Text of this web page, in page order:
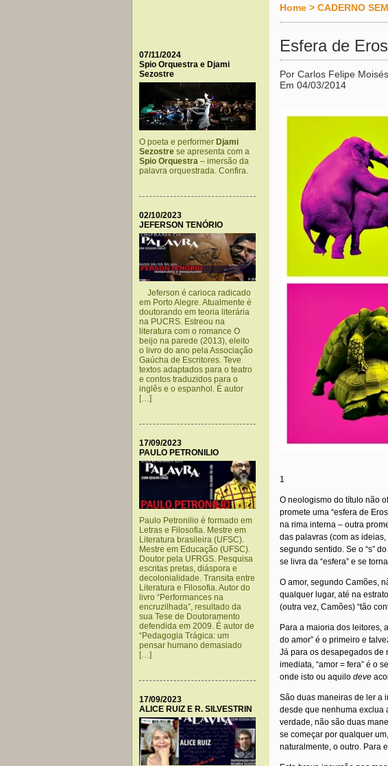
07/11/2024
Spio Orquestra e Djami
Sezostre
O poeta e performer Djami
Sezostre se apresenta com a
Spio Orquestra – imersão da
palavra orquestrada. Confira.
02/10/2023
JEFERSON TENÓRIO
Jeferson é carioca radicado
em Porto Alegre. Atualmente é
doutorando em teoria literária
na PUCRS. Estreou na
literatura com o romance O
beijo na parede (2013), eleito
o livro do ano pela Associação
Gaúcha de Escritores. Teve
textos adaptados para o teatro
e contos traduzidos para o
inglês e o espanhol. É autor
[…]
17/09/2023
PAULO PETRONILIO
Paulo Petronilio é formado em
Letras e Filosofia. Mestre em
Literatura brasileira (UFSC).
Mestre em Educação (UFSC).
Doutor pela UFRGS. Pesquisa
escritas pretas, diáspora e
decolonialidade. Transita entre
Literatura e Filosofia. Autor do
livro “Performances na
encruzilhada”, resultado da
sua Tese de Doutoramento
defendida em 2009. É autor de
“Pedagogia Trágica: um
pensar humano demasiado
[…]
17/09/2023
ALICE RUIZ E R. SILVESTRIN
Home > CADERNO
Esfera de Eros
Por Carlos Felipe Moisés
Em 04/03/2014
1
O neologismo do título não
promete uma “esfera de
na rima interna – outra
das palavras (com as
segundo sentido. Se o “s”
se livra da “esfera” e se
O amor, segundo Camões,
qualquer lugar, até na
(outra vez, Camões) “tão
Para a maioria dos leitores,
do amor” é o primeiro e
Já para os desapegados de
imediata, “amor = fera” é o
onde isto ou aquilo deve
São duas maneiras de ler a
desde que nenhuma exclua
verdade, não são duas
se começar por qualquer
naturalmente, o outro. Para